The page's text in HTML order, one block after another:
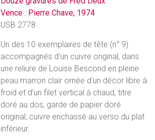
Vence : Pierre Chave, 1974
USB 2778
Un des 10 exemplaires de tête (n° 9)
accompagnés d’un cuivre original, dans
une reliure de Louise Bescond en pleine
peau marron clair ornée d’un décor libre à
froid et d’un filet vertical à chaud, titre
doré au dos, garde de papier doré
original, cuivre enchassé au verso du plat
inférieur.